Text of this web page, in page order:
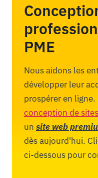
PME
Nous aidons les
développer leur
prospérer en ligne.
conception de
un site web
dès aujourd'hui.
ci-dessous pour